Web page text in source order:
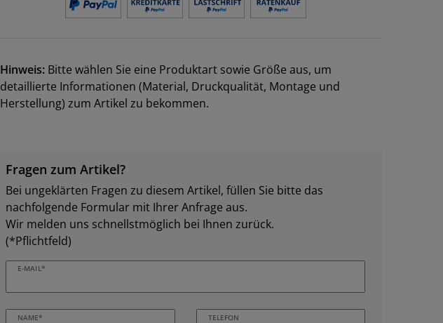
Hinweis: Bitte wählen Sie eine Produktart sowie Größe aus, um
detaillierte Informationen (Material, Druckqualität, Montage und
Herstellung) zum Artikel zu bekommen.
Fragen zum Artikel?
Bei ungeklärten Fragen zu diesem Artikel, füllen Sie bitte das
nachfolgende Formular mit Ihrer Anfrage aus.
Wir melden uns schnellstmöglich bei Ihnen zurück.
(*Pflichtfeld)
E-MAIL*
NAME* TELEFON